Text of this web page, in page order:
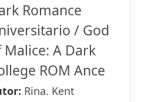
Romance
/ God
Malice: A Dark
ROM Ance
Rina. Kent